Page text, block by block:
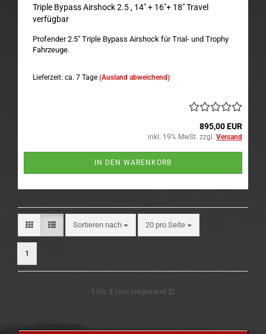
Triple Bypass Airshock 2.5 , 14" + 16"+ 18" Travel
verfügbar
Profender 2.5" Triple Bypass Airshock für Trial- und Trophy
Fahrzeuge.
Lieferzeit: ca. 7 Tage (Ausland abweichend)
895,00 EUR
inkl. 19% MwSt. zzgl. Versand
IN DEN WARENKORB
Sortieren nach
Sortieren nach 20 pro Seite
pro Seite
1
1 bis 2 (von insgesamt 2)